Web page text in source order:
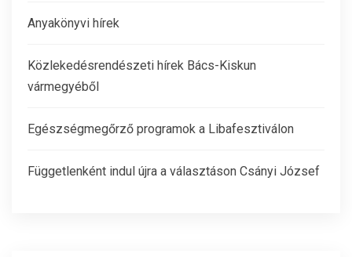
Anyakönyvi hírek
Közlekedésrendészeti hírek Bács-Kiskun
vármegyéből
Egészségmegőrző programok a Libafesztiválon
Függetlenként indul újra a választáson Csányi József